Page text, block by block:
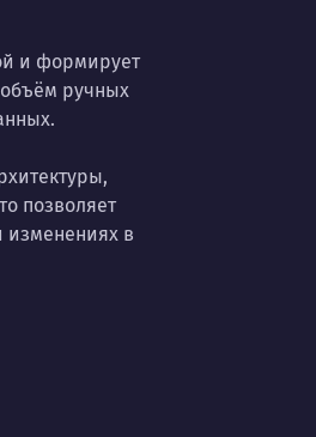
и формирует
ручных
позволяет
изменениях в